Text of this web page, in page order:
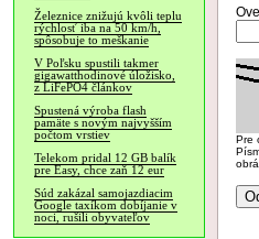
Železnice znižujú kvôli teplu
rýchlosť iba na 50 km/h,
spôsobuje to meškanie
V Poľsku spustili takmer
gigawatthodinové úložisko,
z LiFePO4 článkov
Spustená výroba flash
pamäte s novým najvyšším
počtom vrstiev
Telekom pridal 12 GB balík
pre Easy, chce zaň 12 eur
Súd zakázal samojazdiacim
Google taxíkom dobíjanie v
noci, rušili obyvateľov
Pre